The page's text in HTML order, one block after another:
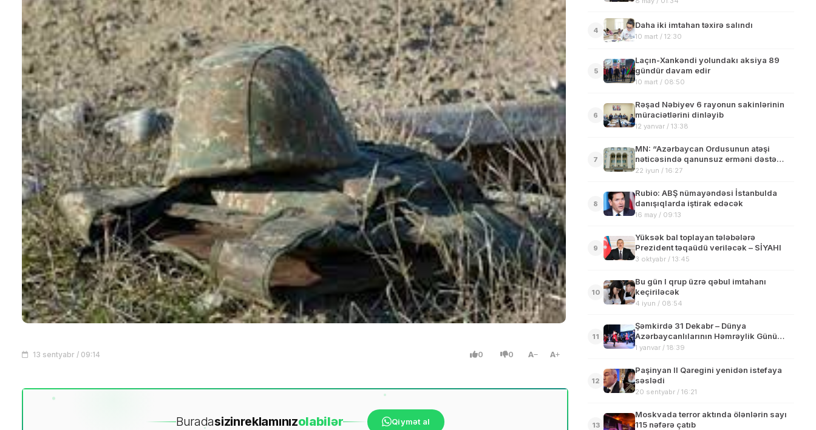
13 sentyabr / 09:14 0 0 A A
Buradasizinreklamınızolabilər Qiymət al
4
Daha iki imtahan təxirə salındı
10 mart / 12:30
5
Laçın-Xankəndi yolundakı aksiya 89
gündür davam edir
10 mart / 08:50
6
Rəşad Nəbiyev 6 rayonun sakinlərinin
müraciətlərini dinləyib
12 yanvar / 13:38
7
MN: “Azərbaycan Ordusunun atəşi
nəticəsində qanunsuz erməni dəstə
üzvünün yaralanması xəbəri yalandır”
22 iyun / 16:27
8
Rubio: ABŞ nümayəndəsi İstanbulda
danışıqlarda iştirak edəcək
16 may / 09:13
9
Yüksək bal toplayan tələbələrə
Prezident təqaüdü veriləcək – SİYAHI
3 oktyabr / 13:45
10
Bu gün I qrup üzrə qəbul imtahanı
keçiriləcək
4 iyun / 08:54
11
Şəmkirdə 31 Dekabr – Dünya
Azərbaycanlılarının Həmrəylik Günü
münasibəti ilə tədbir keçirilib
1 yanvar / 18:39
12
Paşinyan II Qaregini yenidən istefaya
səslədi
20 sentyabr / 16:21
13
Moskvada terror aktında ölənlərin sayı
115 nəfərə çatıb